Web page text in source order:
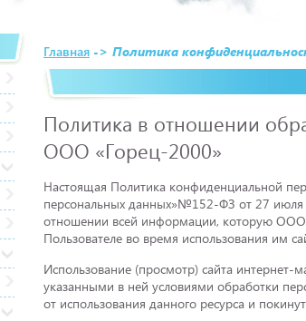
Главная -> Политика
Политика в отношении
ООО «Горец-2000»
Настоящая Политика конфиденциальной
персональных данных»№152-ФЗ от 27 июля
отношении всей информации, которую
Пользователе во время использования им
Использование (просмотр) сайта интернет-
указанными в ней условиями обработки
от использования данного ресурса и